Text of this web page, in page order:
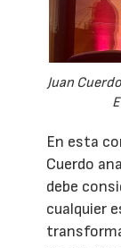
Juan
En esta
Cuerdo
debe
cualquier